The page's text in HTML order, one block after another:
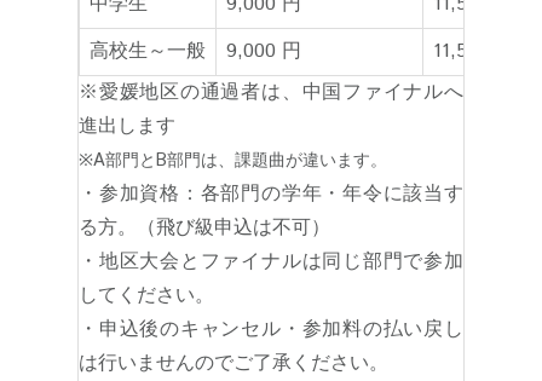
高校生～一般
9,000 円
11,500 円
※愛媛地区の通過者は、中国ファイナルへ
進出します
※A部門とB部門は、課題曲が違います。
・参加資格：各部門の学年・年令に該当す
る方。（飛び級申込は不可）
・地区大会とファイナルは同じ部門で参加
してください。
・申込後のキャンセル・参加料の払い戻し
は行いませんのでご了承ください。